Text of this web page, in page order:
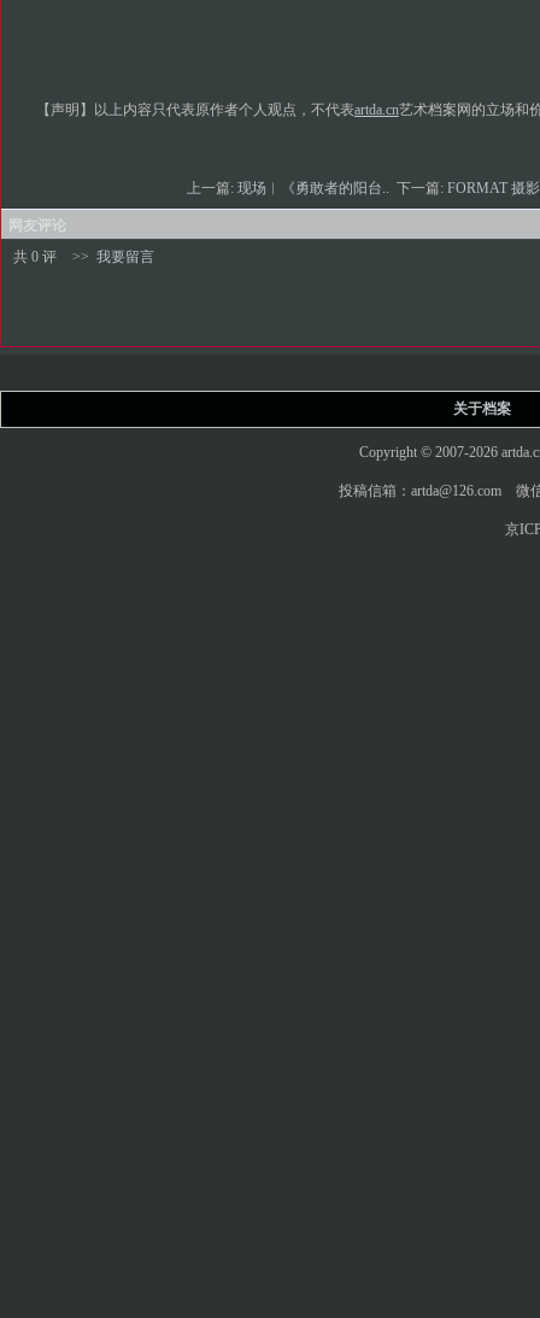
【声明】以上内容只代表原作者个人观点，不代表artda.cn艺术档案网的立场和
上一篇: 现场︱《勇敢者的阳台.. 下一篇: FORMAT 摄
网友评论
共 0 评
>> 我要留言
关于档案
Copyright © 2007-2026
投稿信箱：artda@126.com 微
京